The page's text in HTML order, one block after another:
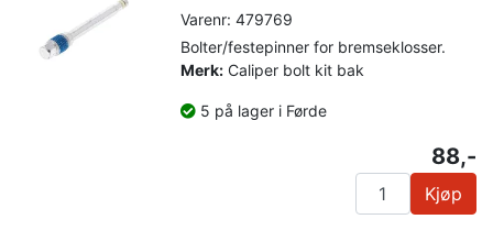
Varenr: 479769
Bolter/festepinner for bremseklosser.
Merk: Caliper bolt kit bak
5 på lager i Førde
88,-
Kjøp